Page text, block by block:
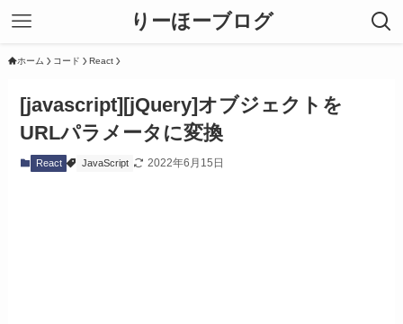
りーほーブログ
ホーム コード React
[javascript][jQuery]オブジェクトを
URLパラメータに変換
React JavaScript 2022年6月15日